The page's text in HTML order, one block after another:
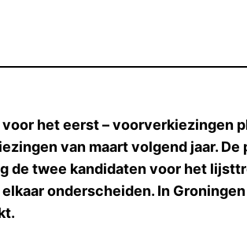
het eerst – voorverkiezingen
van maart volgend jaar.
de twee kandidaten voor het
onderscheiden. In